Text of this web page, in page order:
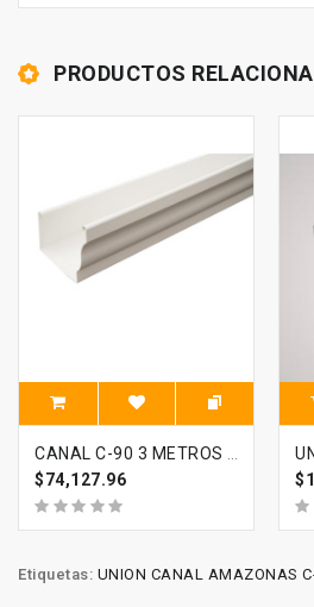
PRODUCTOS
CANAL C-90 3 METROS CELTA
$74,127.96
Etiquetas: UNION CANAL AMAZONAS